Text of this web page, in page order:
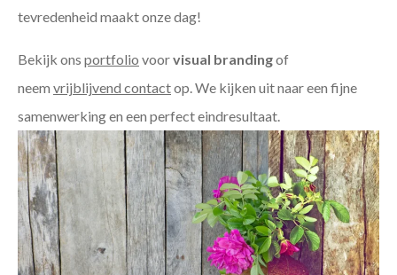
tevredenheid maakt onze dag!
Bekijk ons portfolio voorvisual brandingof
neem vrijblijvend contactop. We kijken uit naar een fijne
samenwerking en een perfect eindresultaat.